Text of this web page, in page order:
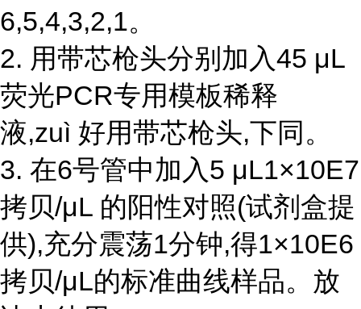
6,5,4,3,2,1。
2. 用带芯枪头分别加入45 μL
荧光PCR专用模板稀释
液,zuì 好用带芯枪头,下同。
3. 在6号管中加入5 μL1×10E7
拷贝/μL 的阳性对照(试剂盒提
供),充分震荡1分钟,得1×10E6
拷贝/μL的标准曲线样品。放